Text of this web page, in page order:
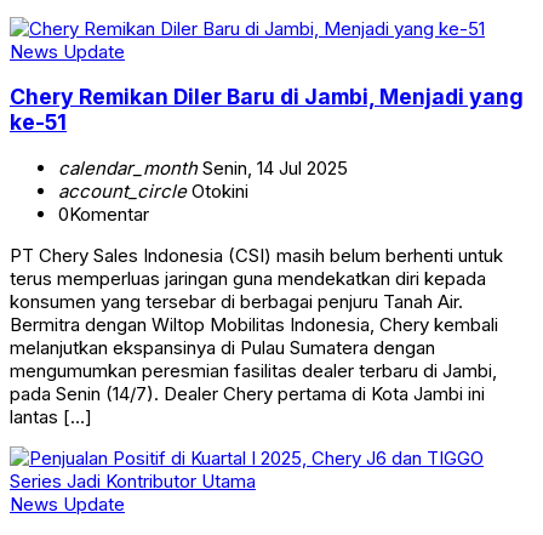
News Update
Chery Remikan Diler Baru di Jambi, Menjadi yang
ke-51
calendar_monthSenin, 14 Jul 2025
account_circleOtokini
0Komentar
PT Chery Sales Indonesia (CSI) masih belum berhenti untuk
terus memperluas jaringan guna mendekatkan diri kepada
konsumen yang tersebar di berbagai penjuru Tanah Air.
Bermitra dengan Wiltop Mobilitas Indonesia, Chery kembali
melanjutkan ekspansinya di Pulau Sumatera dengan
mengumumkan peresmian fasilitas dealer terbaru di Jambi,
pada Senin (14/7). Dealer Chery pertama di Kota Jambi ini
lantas […]
News Update